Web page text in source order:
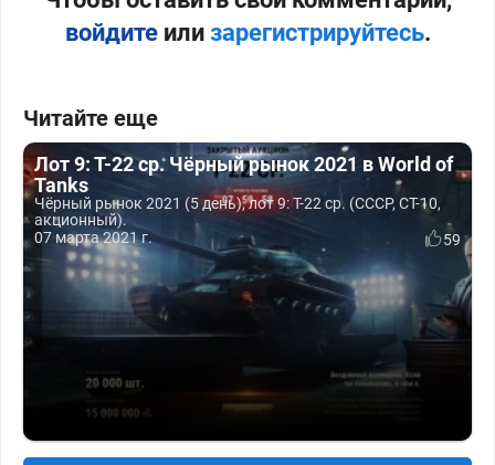
войдитеили зарегистрируйтесь.
Читайте еще
Лот 9: Т-22 ср. Чёрный рынок 2021 в World of
Tanks
Чёрный рынок 2021 (5 день), лот 9: Т-22 ср. (СССР, СТ-10,
акционный).
07 марта 2021 г.
59